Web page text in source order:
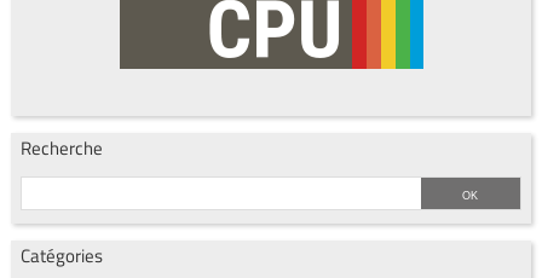
Recherche
Catégories